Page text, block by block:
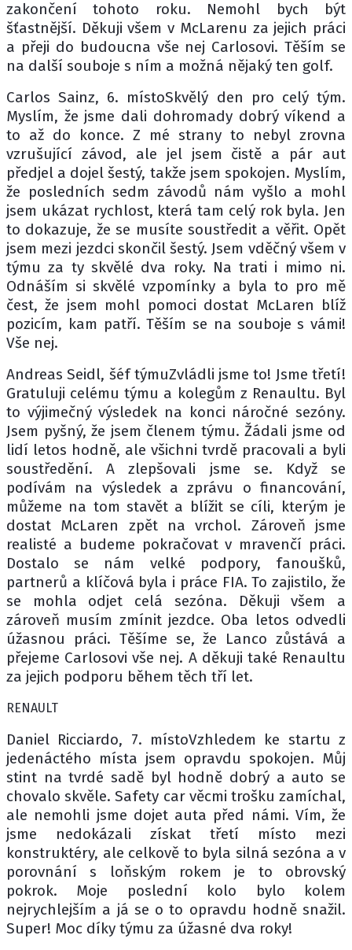
zakončení tohoto roku. Nemohl bych být
šťastnější. Děkuji všem v McLarenu za jejich práci
a přeji do budoucna vše nej Carlosovi. Těším se
na další souboje s ním a možná nějaký ten golf.
Carlos Sainz, 6. místoSkvělý den pro celý tým.
Myslím, že jsme dali dohromady dobrý víkend a
to až do konce. Z mé strany to nebyl zrovna
vzrušující závod, ale jel jsem čistě a pár aut
předjel a dojel šestý, takže jsem spokojen. Myslím,
že posledních sedm závodů nám vyšlo a mohl
jsem ukázat rychlost, která tam celý rok byla. Jen
to dokazuje, že se musíte soustředit a věřit. Opět
jsem mezi jezdci skončil šestý. Jsem vděčný všem v
týmu za ty skvělé dva roky. Na trati i mimo ni.
Odnáším si skvělé vzpomínky a byla to pro mě
čest, že jsem mohl pomoci dostat McLaren blíž
pozicím, kam patří. Těším se na souboje s vámi!
Vše nej.
Andreas Seidl, šéf týmuZvládli jsme to! Jsme třetí!
Gratuluji celému týmu a kolegům z Renaultu. Byl
to výjimečný výsledek na konci náročné sezóny.
Jsem pyšný, že jsem členem týmu. Žádali jsme od
lidí letos hodně, ale všichni tvrdě pracovali a byli
soustředění. A zlepšovali jsme se. Když se
podívám na výsledek a zprávu o financování,
můžeme na tom stavět a blížit se cíli, kterým je
dostat McLaren zpět na vrchol. Zároveň jsme
realisté a budeme pokračovat v mravenčí práci.
Dostalo se nám velké podpory, fanoušků,
partnerů a klíčová byla i práce FIA. To zajistilo, že
se mohla odjet celá sezóna. Děkuji všem a
zároveň musím zmínit jezdce. Oba letos odvedli
úžasnou práci. Těšíme se, že Lanco zůstává a
přejeme Carlosovi vše nej. A děkuji také Renaultu
za jejich podporu během těch tří let.
RENAULT
Daniel Ricciardo, 7. místoVzhledem ke startu z
jedenáctého místa jsem opravdu spokojen. Můj
stint na tvrdé sadě byl hodně dobrý a auto se
chovalo skvěle. Safety car věcmi trošku zamíchal,
ale nemohli jsme dojet auta před námi. Vím, že
jsme nedokázali získat třetí místo mezi
konstruktéry, ale celkově to byla silná sezóna a v
porovnání s loňským rokem je to obrovský
pokrok. Moje poslední kolo bylo kolem
nejrychlejším a já se o to opravdu hodně snažil.
Super! Moc díky týmu za úžasné dva roky!